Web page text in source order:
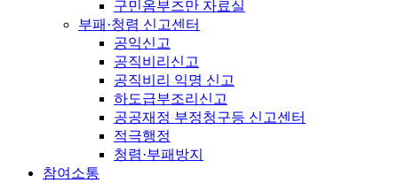
구민옴부즈만 자료실
부패·청렴 신고센터
공익신고
공직비리신고
공직비리 익명 신고
하도급부조리신고
공공재정 부정청구등 신고센터
적극행정
청렴·부패방지
참여소통